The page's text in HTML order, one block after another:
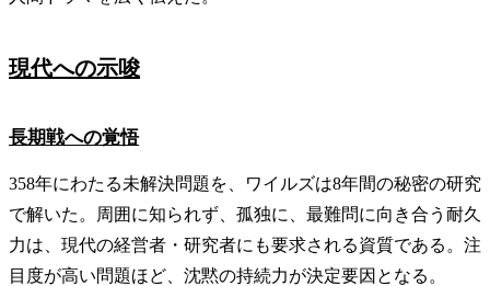
現代への示唆
長期戦への覚悟
358年にわたる未解決問題を、ワイルズは8年間の秘密の研究
で解いた。周囲に知られず、孤独に、最難問に向き合う耐久
力は、現代の経営者・研究者にも要求される資質である。注
目度が高い問題ほど、沈黙の持続力が決定要因となる。